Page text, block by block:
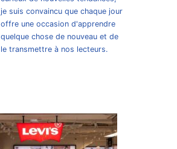
je suis convaincu que chaque jour
offre une occasion d'apprendre
quelque chose de nouveau et de
le transmettre à nos lecteurs.